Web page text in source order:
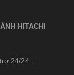
HITACHI
24/24 .